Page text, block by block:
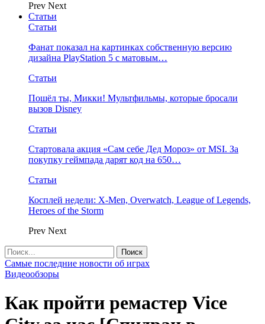
Prev Next
Статьи
Статьи
Фанат показал на картинках собственную версию
дизайна PlayStation 5 с матовым…
Статьи
Пошёл ты, Микки! Мультфильмы, которые бросали
вызов Disney
Статьи
Стартовала акция «Сам себе Дед Мороз» от MSI. За
покупку геймпада дарят код на 650…
Статьи
Косплей недели: X-Men, Overwatch, League of Legends,
Heroes of the Storm
Prev Next
Самые последние новости об играх
Видеообзоры
Как пройти ремастер Vice